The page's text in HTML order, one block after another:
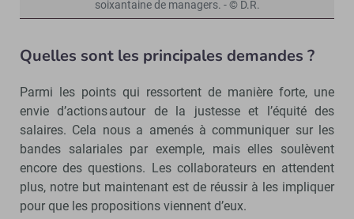
soixantaine de managers. - © D.R.
Quelles sont les principales demandes ?
Parmi les points qui ressortent de manière forte, une
envie d’actions autour de la justesse et l’équité des
salaires. Cela nous a amenés à communiquer sur les
bandes salariales par exemple, mais elles soulèvent
encore des questions. Les collaborateurs en attendent
plus, notre but maintenant est de réussir à les impliquer
pour que les propositions viennent d’eux.